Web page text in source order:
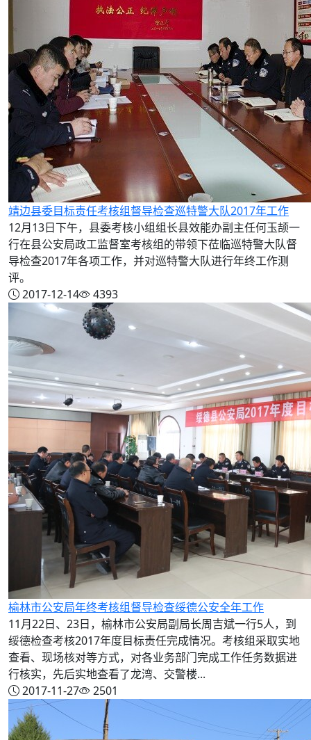
靖边县委目标责任考核组督导检查巡特警大队2017年工作
12月13日下午，县委考核小组组长县效能办副主任何玉颉一
行在县公安局政工监督室考核组的带领下莅临巡特警大队督
导检查2017年各项工作，并对巡特警大队进行年终工作测
评。
2017-12-14
4393
榆林市公安局年终考核组督导检查绥德公安全年工作
11月22日、23日，榆林市公安局副局长周吉斌一行5人，到
绥德检查考核2017年度目标责任完成情况。考核组采取实地
查看、现场核对等方式，对各业务部门完成工作任务数据进
行核实，先后实地查看了龙湾、交警楼...
2017-11-27
2501